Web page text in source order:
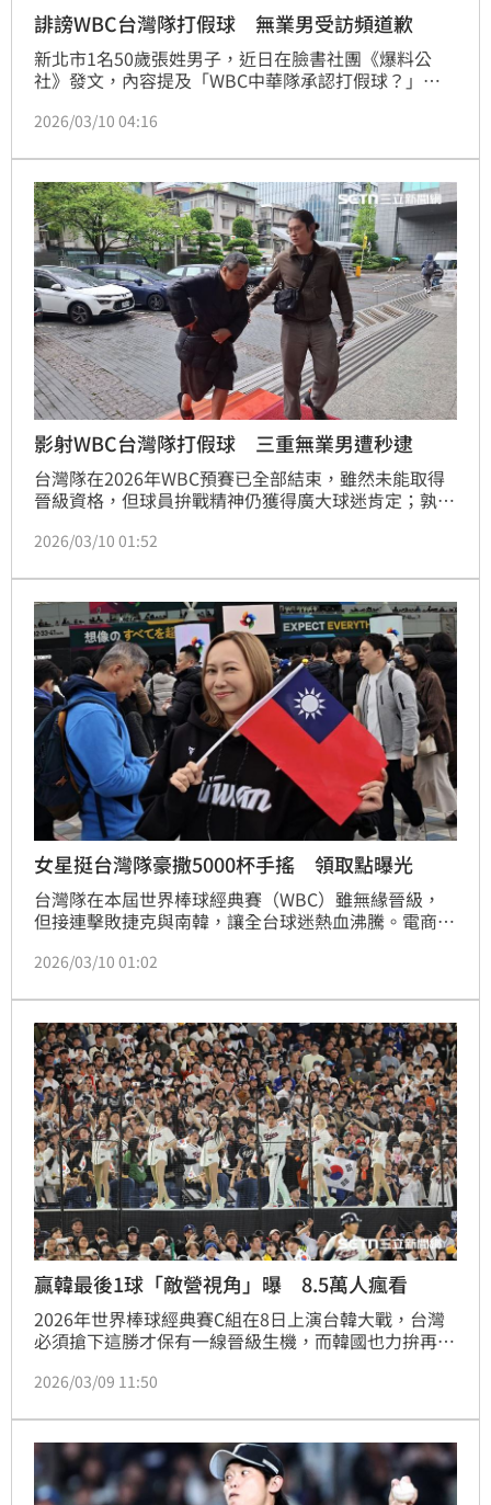
誹謗WBC台灣隊打假球 無業男受訪頻道歉
新北市1名50歲張姓男子，近日在臉書社團《爆料公
社》發文，內容提及「WBC中華隊承認打假球？」等
10日中午12時許，中華職棒大聯盟派員前往刑事局報
嚇到了！對不起！」
2026/03/10 04:16
影射WBC台灣隊打假球 三重無業男遭秒逮
台灣隊在2026年WBC預賽已全部結束，雖然未能取得
晉級資格，但球員拚戰精神仍獲得廣大球迷肯定；孰
「WBC中華隊承認打假球？」等字句，影射中華隊在
2026/03/10 01:52
女星挺台灣隊豪撒5000杯手搖 領取點曝光
台灣隊在本屆世界棒球經典賽（WBC）雖無緣晉級，
但接連擊敗捷克與南韓，讓全台球迷熱血沸騰。電商女
（9）日也公開發放時間與地點，霸氣喊話：「北、
Taiwan！」
2026/03/10 01:02
贏韓最後1球「敵營視角」曝 8.5萬人瘋看
2026年世界棒球經典賽C組在8日上演台韓大戰，台灣
必須搶下這勝才保有一線晉級生機，而韓國也力拚再下
旅日達人林氏璧就曬出「台韓大戰最後一球敵人區視
2026/03/09 11:50